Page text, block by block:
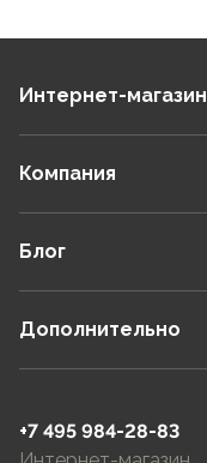
Интернет-магазин
Компания
Блог
Дополнительно
+7 495 984-28-83